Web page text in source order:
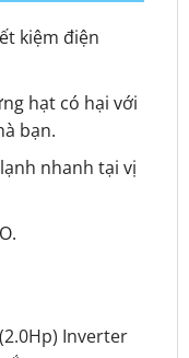
kiệm điện
hạt có hại với
bạn.
nhanh tại vị
Inverter